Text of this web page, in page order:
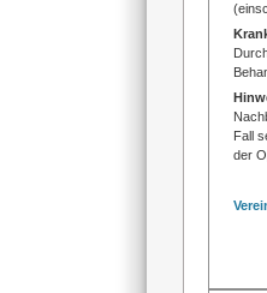
Fall
der